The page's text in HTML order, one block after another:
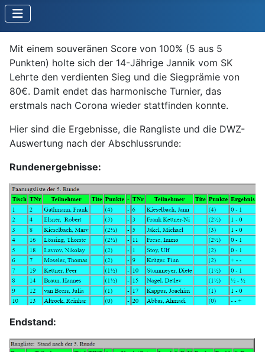
Mit einem souveränen Score von 100% (5 aus 5
Punkten) holte sich der 14-Jährige Jannik vom SK
Lehrte den verdienten Sieg und die Siegprämie von
80€. Damit endet das harmonische Turnier, das
erstmals nach Corona wieder stattfinden konnte.
Hier sind die Ergebnisse, die Rangliste und die DWZ-
Auswertung nach der Abschlussrunde:
Rundenergebnisse:
Endstand: